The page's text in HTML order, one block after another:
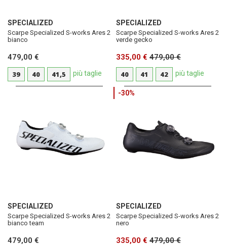
SPECIALIZED
Scarpe Specialized S-works Ares 2
bianco
479,00 €
39
40 41,5 più taglie
SPECIALIZED
Scarpe Specialized S-works Ares 2
verde gecko
335,00 € 479,00 €
40
41 42 più taglie
SPECIALIZED
Scarpe Specialized S-works Ares 2
bianco team
479,00 €
-30%
SPECIALIZED
Scarpe Specialized S-works Ares 2
nero
335,00 € 479,00 €